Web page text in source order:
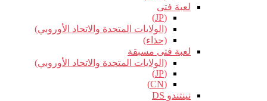
لعبة فتى
(JP)
(الولايات المتحدة والاتحاد الأوروبي)
(حذاء)
لعبة فتى مسبقة
(الولايات المتحدة والاتحاد الأوروبي)
(JP)
(CN)
نينتندو DS